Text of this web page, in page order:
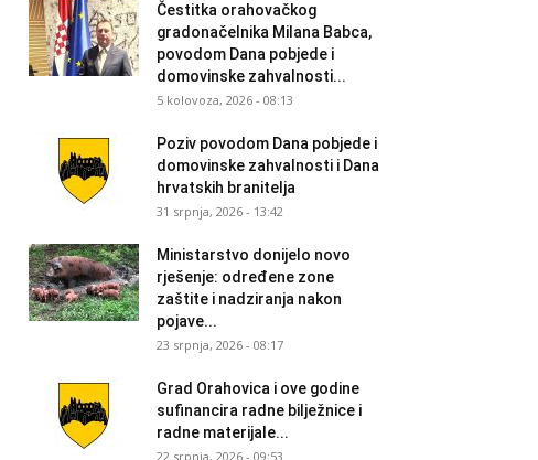
Čestitka orahovačkog
gradonačelnika Milana Babca,
povodom Dana pobjede i
domovinske zahvalnosti...
5 kolovoza, 2026 - 08:13
Poziv povodom Dana pobjede i
domovinske zahvalnosti i Dana
hrvatskih branitelja
31 srpnja, 2026 - 13:42
Ministarstvo donijelo novo
rješenje: određene zone
zaštite i nadziranja nakon
pojave...
23 srpnja, 2026 - 08:17
Grad Orahovica i ove godine
sufinancira radne bilježnice i
radne materijale...
22 srpnja, 2026 - 09:53